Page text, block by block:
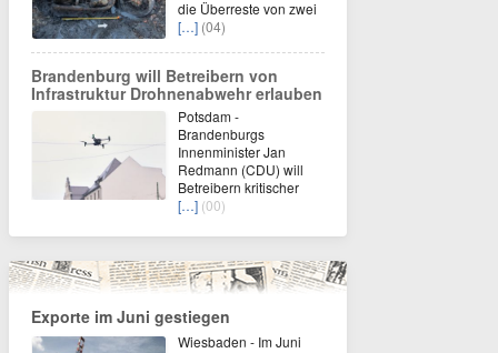
die Überreste von zwei
[…] (04)
Brandenburg will Betreibern von
Infrastruktur Drohnenabwehr erlauben
Potsdam -
Brandenburgs
Innenminister Jan
Redmann (CDU) will
Betreibern kritischer
[…] (00)
Exporte im Juni gestiegen
Wiesbaden - Im Juni